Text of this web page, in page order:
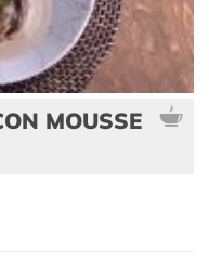
MOUSSE